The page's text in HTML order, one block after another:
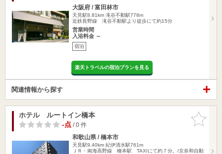
大阪府 / 富田林市
天見駅8.81km 滝谷不動駅778m
近鉄長野線 滝谷不動駅より徒歩にて約15分
営業時間
入浴料金 ～
宿泊
楽天トラベルの宿泊プランを見る
関連情報から探す
お気に入
りに追加
ホテル ルートイン橋本
-点/ 0 件
和歌山県 / 橋本市
天見駅9.40km 紀伊清水駅761m
ＪＲ・南海高野線 橋本駅 TAXIにて約７分。/京奈和自動